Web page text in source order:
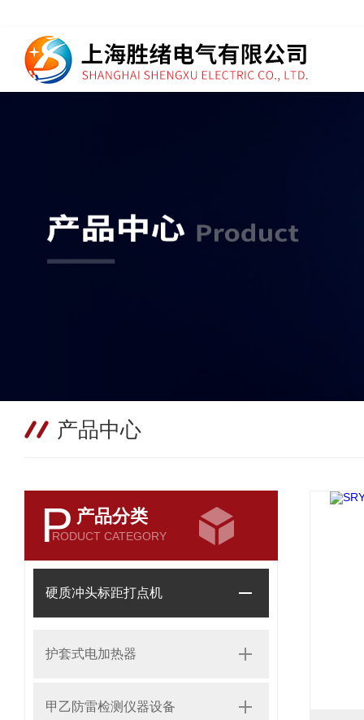
产品中心
P 产品分类
RODUCT CATEGORY
硬质冲头标距打点机
护套式电加热器
甲乙防雷检测仪器设备